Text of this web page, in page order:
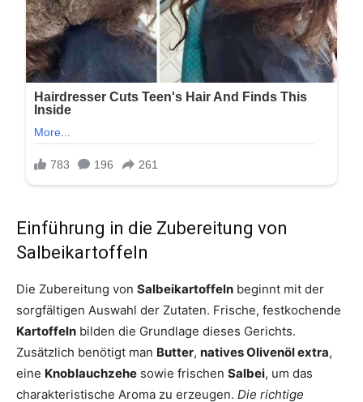
Einführung in die Zubereitung von
Salbeikartoffeln
Die Zubereitung von Salbeikartoffeln beginnt mit der
sorgfältigen Auswahl der Zutaten. Frische, festkochende
Kartoffeln bilden die Grundlage dieses Gerichts.
Zusätzlich benötigt man Butter, natives Olivenöl extra,
eine Knoblauchzehe sowie frischen Salbei, um das
charakteristische Aroma zu erzeugen. Die richtige